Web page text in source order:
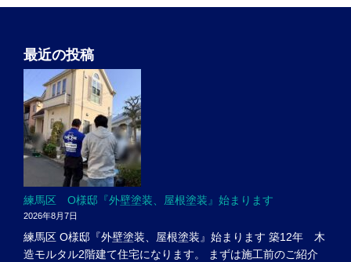
最近の投稿
練馬区 O様邸『外壁塗装、屋根塗装』始まります
2026年8月7日
練馬区 O様邸『外壁塗装、屋根塗装』始まります 築12年 木
造モルタル2階建て住宅になります。 まずは施工前のご紹介